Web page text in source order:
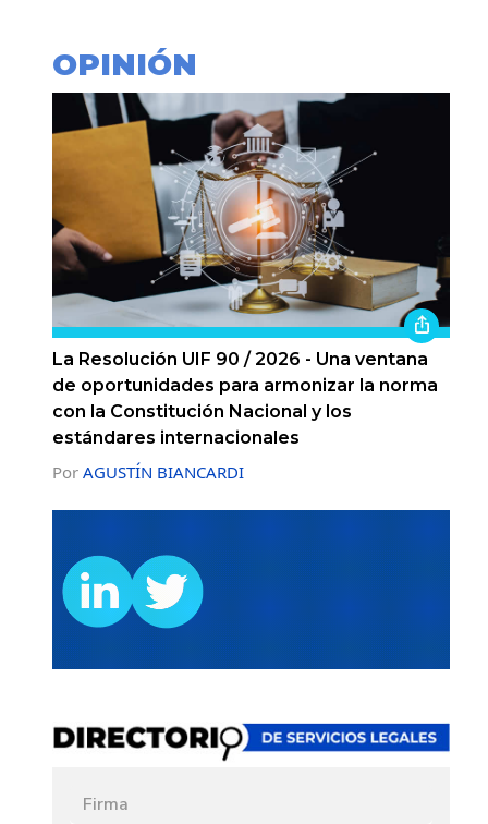
OPINIÓN
La Resolución UIF 90 / 2026 - Una ventana
de oportunidades para armonizar la norma
con la Constitución Nacional y los
estándares internacionales
Por AGUSTÍN BIANCARDI